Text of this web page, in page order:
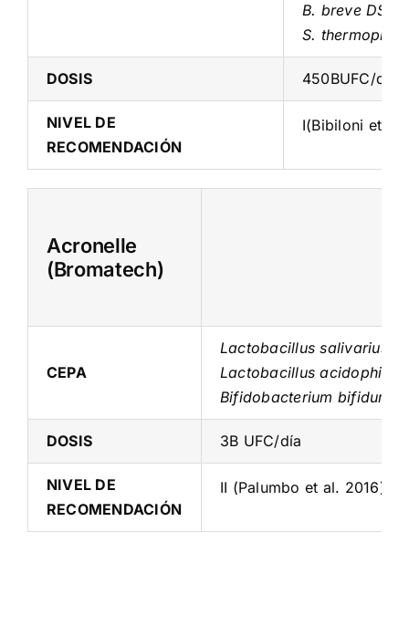
B. breve
S.
DOSIS 450BUFC/día
NIVEL DE
RECOMENDACIÓN
I(Bibiloni et
Acronelle
(Bromatech)
CEPA
Lactobacillus salivarius
Lactobacillus acidophilus
Bifidobacterium bifidum
DOSIS 3B UFC/día
NIVEL DE
RECOMENDACIÓN
II (Palumbo et al. 2016)